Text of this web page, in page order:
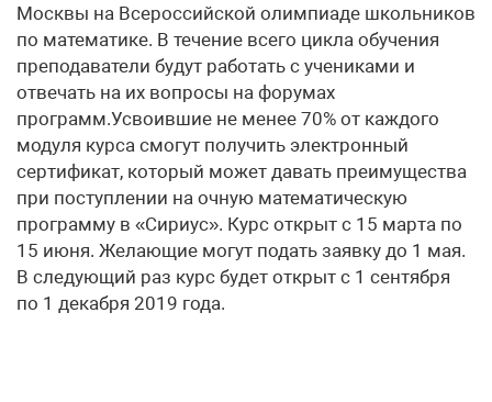
Москвы на Всероссийской олимпиаде школьников
по математике. В течение всего цикла обучения
преподаватели будут работать с учениками и
отвечать на их вопросы на форумах
программ.Усвоившие не менее 70% от каждого
модуля курса смогут получить электронный
сертификат, который может давать преимущества
при поступлении на очную математическую
программу в «Сириус». Курс открыт с 15 марта по
15 июня. Желающие могут подать заявку до 1 мая.
В следующий раз курс будет открыт с 1 сентября
по 1 декабря 2019 года.